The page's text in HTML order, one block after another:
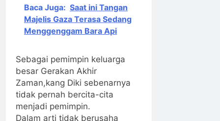
Baca Juga: Saat ini Tangan
Majelis Gaza Terasa Sedang
Menggenggam Bara Api
Sebagai pemimpin keluarga
besar Gerakan Akhir
Zaman,kang Diki sebenarnya
tidak pernah bercita-cita
menjadi pemimpin.
Dalam arti tidak berusaha